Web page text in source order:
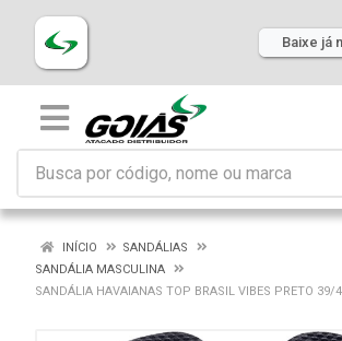
Baixe já
INÍCIO
SANDÁLIAS
SANDÁLIA MASCULINA
SANDÁLIA HAVAIANAS TOP BRASIL VIBES PRETO 39/